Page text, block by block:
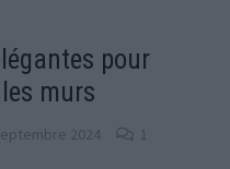
pour
murs
2024 1